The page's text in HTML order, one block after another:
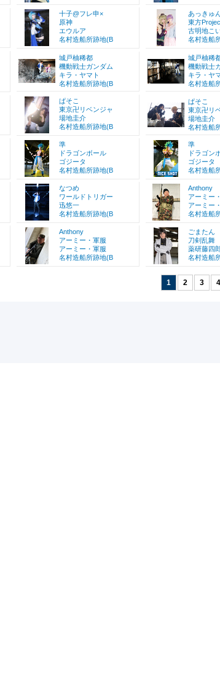
十子@フレ申×
原神
エウルア
名村造船所跡地(B
あっきゅ
東方
古明地こ
名村造船
城戸柚稀都
機動戦士ガンダム
キラ・ヤマト
名村造船所跡地(B
城戸柚稀
機動戦士
キラ・ヤ
名村造船
ぱそこ
東京卍リベンジャ
場地圭介
名村造船所跡地(B
ぱそこ
東京卍リ
場地圭介
名村造船
準
ドラゴンボール
ゴジータ
名村造船所跡地(B
準
ドラゴン
ゴジータ
名村造船
なつめ
ワールドトリガー
迅悠一
名村造船所跡地(B
Anthony
アーミー
アーミー
名村造船
Anthony
アーミー・軍服
アーミー・軍服
名村造船所跡地(B
ごまたん
刀剣乱舞
薬研藤四
名村造船
1 2 3 4